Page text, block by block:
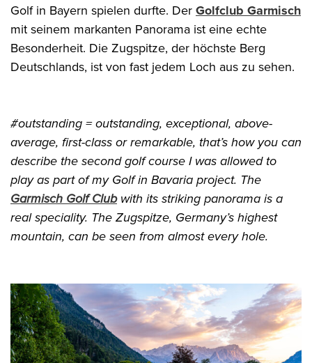
Golf in Bayern spielen durfte. Der Golfclub Garmisch
mit seinem markanten Panorama ist eine echte
Besonderheit. Die Zugspitze, der höchste Berg
Deutschlands, ist von fast jedem Loch aus zu sehen.
#outstanding = outstanding, exceptional, above-
average, first-class or remarkable, that’s how you can
describe the second golf course I was allowed to
play as part of my Golf in Bavaria project. The
Garmisch Golf Clubwith its striking panorama is a
real speciality. The Zugspitze, Germany’s highest
mountain, can be seen from almost every hole.